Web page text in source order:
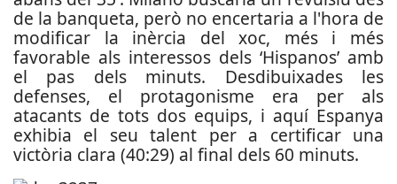
de la banqueta, però no encertaria a l'hora de
modificar la inèrcia del xoc, més i més
favorable als interessos dels ‘Hispanos’ amb
el pas dels minuts. Desdibuixades les
defenses, el protagonisme era per als
atacants de tots dos equips, i aquí Espanya
exhibia el seu talent per a certificar una
victòria clara (40:29) al final dels 60 minuts.